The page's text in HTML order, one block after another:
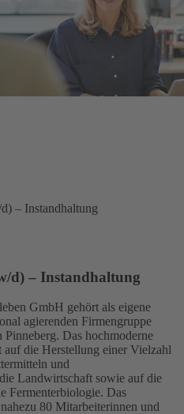
– Instandhaltung
d) – Instandhaltung
GmbH gehört als eigene
agierenden Firmengruppe
Das hochmoderne
die Herstel­lung einer Vielzahl
und
Landwirtschaft sowie auf die
Fermenterbiologie. Das
80 Mitarbeiterinnen und